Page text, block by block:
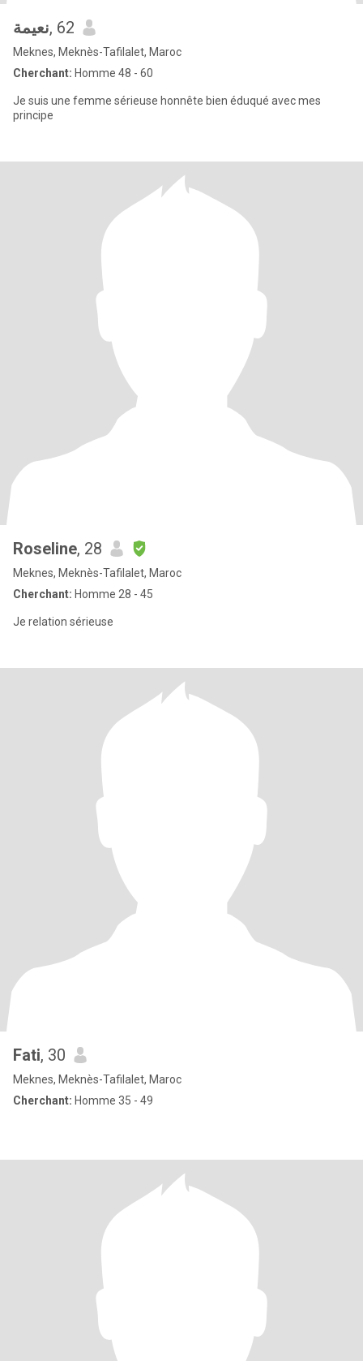
نعيمة, 62
Meknes, Meknès-Tafilalet, Maroc
Cherchant: Homme 48 - 60
Je suis une femme sérieuse honnête bien éduqué avec mes
principe
Roseline, 28
Meknes, Meknès-Tafilalet, Maroc
Cherchant: Homme 28 - 45
Je relation sérieuse
Fati, 30
Meknes, Meknès-Tafilalet, Maroc
Cherchant: Homme 35 - 49